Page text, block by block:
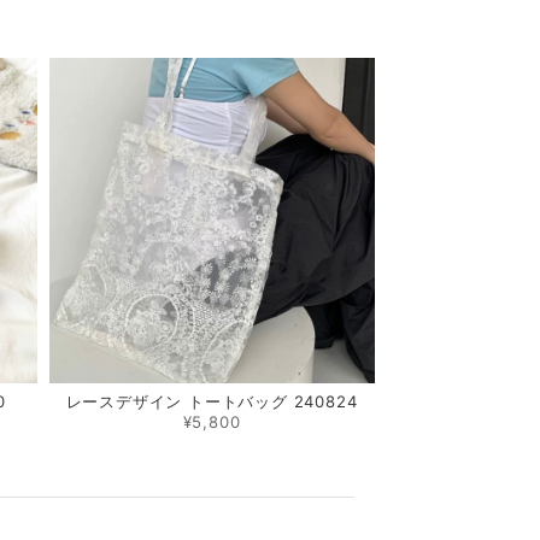
レースデザイン トートバッグ 240824
¥5,800